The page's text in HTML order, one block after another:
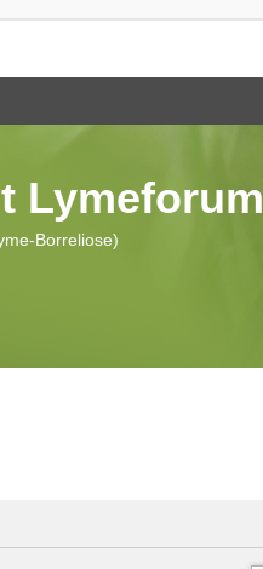
Lymeforum
Borreliose)